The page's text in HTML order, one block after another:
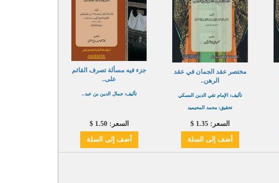
مختصر عقد الجمان في عقد
الرهن..
تأليف: الإمام تقي الدين السبكي
تحقيق: محمد المحيميد
السعر: 1.35 $
أضف إلى السلة
جزء فيه مسألة تصرف القائم
على..
تأليف: جمال الدين بن عبد..
السعر: 1.50 $
أضف إلى السلة